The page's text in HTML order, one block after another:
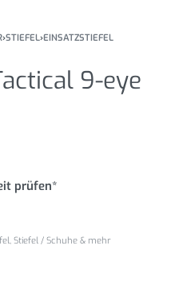
›STIEFEL›EINSATZSTIEFEL
9-eye
prüfen*
, Stiefel / Schuhe & mehr